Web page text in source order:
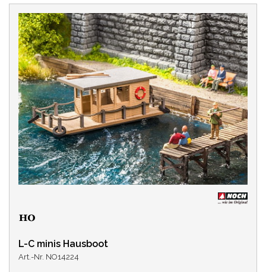
L-C minis Hausboot
Art.-Nr. NO14224